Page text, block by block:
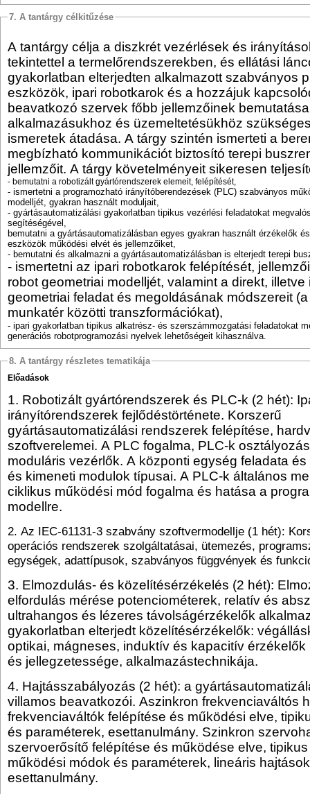
7. A tantárgy célkitűzése
A tantárgy célja a diszkrét vezérlések és
tekintettel a termelőrendszerekben, és ellátási
gyakorlatban elterjedten alkalmazott szabványos
eszközök, ipari robotkarok és a hozzájuk
beavatkozó szervek főbb jellemzőinek
alkalmazásukhoz és üzemeltetésükhöz
ismeretek átadása. A tárgy szintén ismerteti a
megbízható kommunikációt biztosító terepi
jellemzőit. A tárgy követelményeit sikeresen
- bemutatni a robotizált gyártórendszerek elemeit, felépítését,
- ismertetni a programozható irányítóberendezések (PLC) szabványos
modelljét, gyakran használt moduljait,
- gyártásautomatizálási gyakorlatban tipikus vezérlési feladatokat
segítéségével,
bemutatni a gyártásautomatizálásban egyes gyakran használt érzékelők
eszközök működési elvét és jellemzőiket,
- bemutatni és alkalmazni a gyártásautomatizálásban is elterjedt terepi
- ismertetni az ipari robotkarok felépítését,
robot geometriai modelljét, valamint a direkt, illetve
geometriai feladat és megoldásának módszereit
munkatér közötti transzformációkat),
- ipari gyakorlatban tipikus alkatrész- és szerszámmozgatási feladatokat
generációs robotprogramozási nyelvek lehetőségeit kihasználva.
8. A tantárgy részletes tematikája
Előadások
1. Robotizált gyártórendszerek és PLC-k (2 hét):
irányítórendszerek fejlődéstörténete. Korszerű
gyártásautomatizálási rendszerek felépítése,
szoftverelemei. A PLC fogalma, PLC-k
moduláris vezérlők. A központi egység feladata
és kimeneti modulok típusai. A PLC-k általános
ciklikus működési mód fogalma és hatása a
modellre.
2. Az IEC-61131-3 szabvány szoftvermodellje (1 hét):
operációs rendszerek szolgáltatásai, ütemezés,
egységek, adattípusok, szabványos függvények és
3. Elmozdulás- és közelítésérzékelés (2 hét):
elfordulás mérése potenciométerek, relatív és
ultrahangos és lézeres távolságérzékelők
gyakorlatban elterjedt közelítésérzékelők:
optikai, mágneses, induktív és kapacitív
és jellegzetessége, alkalmazástechnikája.
4. Hajtásszabályozás (2 hét): a
villamos beavatkozói. Aszinkron frekvenciaváltós
frekvenciaváltók felépítése és működési elve,
és paraméterek, esettanulmány. Szinkron
szervoerősítő felépítése és működése elve,
működési módok és paraméterek, lineáris
esettanulmány.